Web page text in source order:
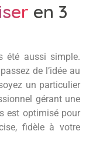
en 3
été aussi simple.
de l’idée au
un particulier
gérant une
est optimisé pour
fidèle à votre